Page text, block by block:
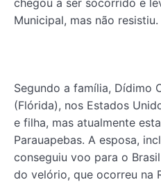
Municipal, mas não resistiu.
Segundo a família, Dídimo
(Flórida), nos Estados
e filha, mas atualmente
Parauapebas. A esposa,
conseguiu voo para o
do velório, que ocorreu na